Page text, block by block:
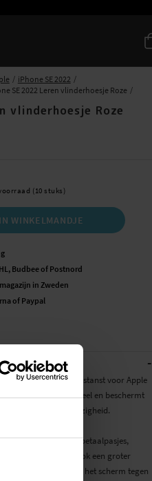
iPhone SE 2022
SE 2022 Leren vlinderhoesje Roze
vlinderhoesje Roze
(10 stuks)
WINKELMANDJE
Budbee of Postnord
in Zweden
of Paypal
-
in het leer gestanst voor Apple
mooi als functioneel en beschermt
en viezigheid.
kun je meerdere betaalpasjes,
kwijt en er is ook een groter
De flap beschermt het scherm tegen